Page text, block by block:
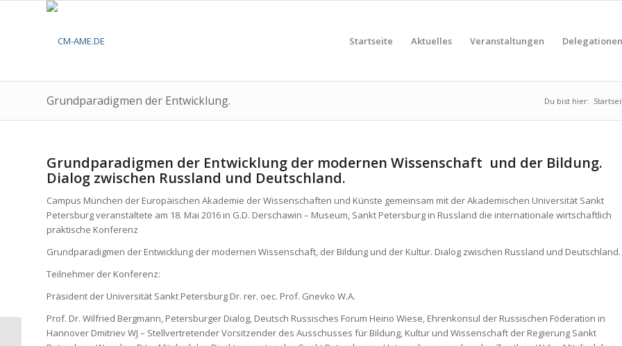
Startseite Aktuelles Veranstaltungen Delegationen
Grundparadigmen der Entwicklung. Du bist hier:
Grundparadigmen der Entwicklung der modernen Wissenschaft und der Bildung.
Dialog zwischen Russland und Deutschland.
Campus München der Europäischen Akademie der Wissenschaften und Künste gemeinsam mit der Akademischen Universität Sankt
Petersburg veranstaltete am 18. Mai 2016 in G.D. Derschawin – Museum, Sankt Petersburg in Russland die internationale wirtschaftlich
praktische Konferenz
Grundparadigmen der Entwicklung der modernen Wissenschaft, der Bildung und der Kultur. Dialog zwischen Russland und Deutschland.
Teilnehmer der Konferenz:
Präsident der Universität Sankt Petersburg Dr. rer. oec. Prof. Gnevko W.A.
Prof. Dr. Wilfried Bergmann, Petersburger Dialog, Deutsch Russisches Forum Heino Wiese, Ehrenkonsul der Russischen Föderation in
Hannover Dmitriev WJ – Stellvertretender Vorsitzender des Ausschusses für Bildung, Kultur und Wissenschaft der Regierung Sankt